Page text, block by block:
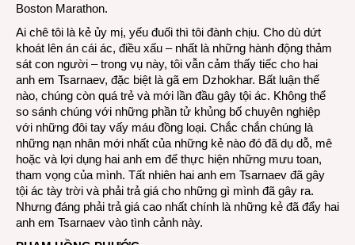
Boston Marathon.
Ai chê tôi là kẻ ủy mị, yếu đuối thì tôi đành chịu. Cho dù dứt
khoát lên án cái ác, điều xấu – nhất là những hành động thảm
sát con người – trong vụ này, tôi vẫn cảm thấy tiếc cho hai
anh em Tsarnaev, đặc biệt là gã em Dzhokhar. Bất luận thế
nào, chúng còn quá trẻ và mới lần đầu gây tội ác. Không thể
so sánh chúng với những phần tử khủng bố chuyên nghiệp
với những đôi tay vấy máu đồng loại. Chắc chắn chúng là
những nạn nhân mới nhất của những kẻ nào đó đã dụ dỗ, mê
hoặc và lợi dụng hai anh em để thực hiện những mưu toan,
tham vọng của mình. Tất nhiên hai anh em Tsarnaev đã gây
tội ác tày trời và phải trả giá cho những gì mình đã gây ra.
Nhưng đáng phải trả giá cao nhất chính là những kẻ đã đẩy hai
anh em Tsarnaev vào tình cảnh này.